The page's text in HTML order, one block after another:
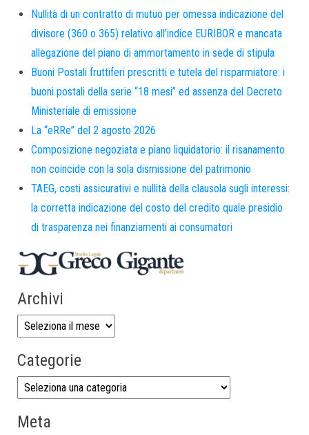
Nullità di un contratto di mutuo per omessa indicazione del
divisore (360 o 365) relativo all’indice EURIBOR e mancata
allegazione del piano di ammortamento in sede di stipula
Buoni Postali fruttiferi prescritti e tutela del risparmiatore: i
buoni postali della serie “18 mesi” ed assenza del Decreto
Ministeriale di emissione
La “eRRe” del 2 agosto 2026
Composizione negoziata e piano liquidatorio: il risanamento
non coincide con la sola dismissione del patrimonio
TAEG, costi assicurativi e nullità della clausola sugli interessi:
la corretta indicazione del costo del credito quale presidio
di trasparenza nei finanziamenti ai consumatori
Archivi
Categorie
Meta